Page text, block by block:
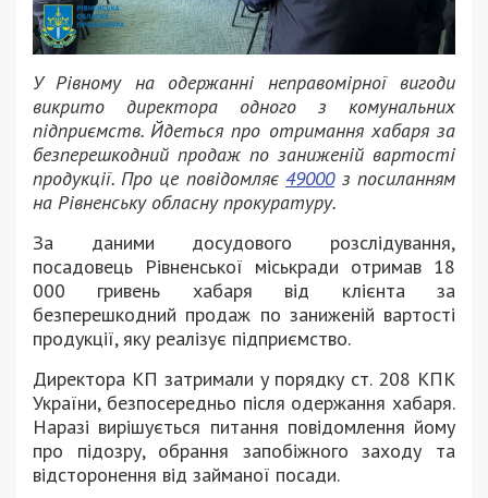
У Рівному на одержанні неправомірної вигоди
викрито директора одного з комунальних
підприємств. Йдеться про отримання хабаря за
безперешкодний продаж по заниженій вартості
продукції. Про це повідомляє 49000з посиланням
на Рівненську обласну прокуратуру.
За даними досудового розслідування,
посадовець Рівненської міськради отримав 18
000 гривень хабаря від клієнта за
безперешкодний продаж по заниженій вартості
продукції, яку реалізує підприємство.
Директора КП затримали у порядку ст. 208 КПК
України, безпосередньо після одержання хабаря.
Наразі вирішується питання повідомлення йому
про підозру, обрання запобіжного заходу та
відсторонення від займаної посади.